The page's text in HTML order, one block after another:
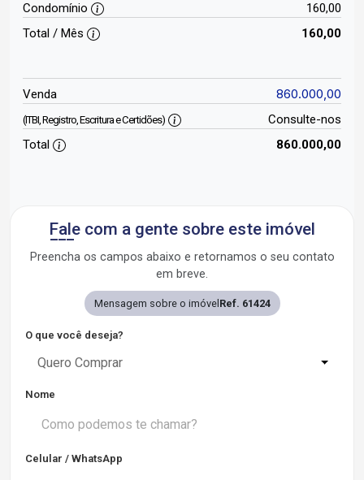
Condomínio
160,00
Total / Mês
160,00
Venda 860.000,00
(ITBI, Registro, Escritura e Certidões)
Consulte-nos
Total
860.000,00
Fale com a gente sobre este imóvel
Preencha os campos abaixo e retornamos o seu contato
em breve.
Mensagem sobre o imóvel Ref. 61424
O que você deseja?
Quero Comprar
Nome
Celular / WhatsApp